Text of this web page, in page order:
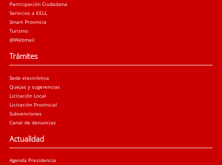
Participación Ciudadana
Servicios a EELL
Smart Provincia
Turismo
@Webmail
Trámites
Sede electrónica
Quejas y sugerencias
Licitación Local
Licitación Provincial
Subvenciones
Canal de denuncias
Actualidad
Agenda Presidencia